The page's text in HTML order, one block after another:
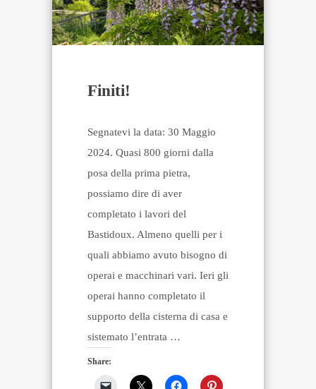
Finiti!
Segnatevi la data: 30 Maggio
2024. Quasi 800 giorni dalla
posa della prima pietra,
possiamo dire di aver
completato i lavori del
Bastidoux. Almeno quelli per i
quali abbiamo avuto bisogno di
operai e macchinari vari. Ieri gli
operai hanno completato il
supporto della cisterna di casa e
sistemato l’entrata …
Share: